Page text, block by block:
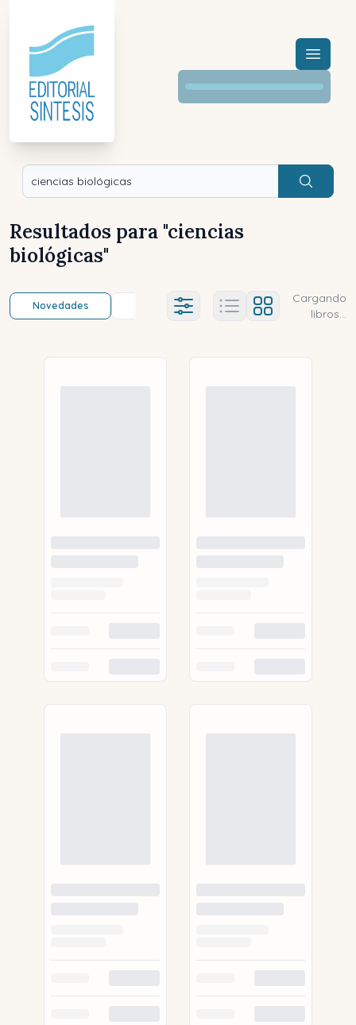
Menú
Buscar
Resultados para "ciencias
biológicas"
Novedades Título (a-z) Título (z-a)
Ajustes abierto
Cargando
libros...